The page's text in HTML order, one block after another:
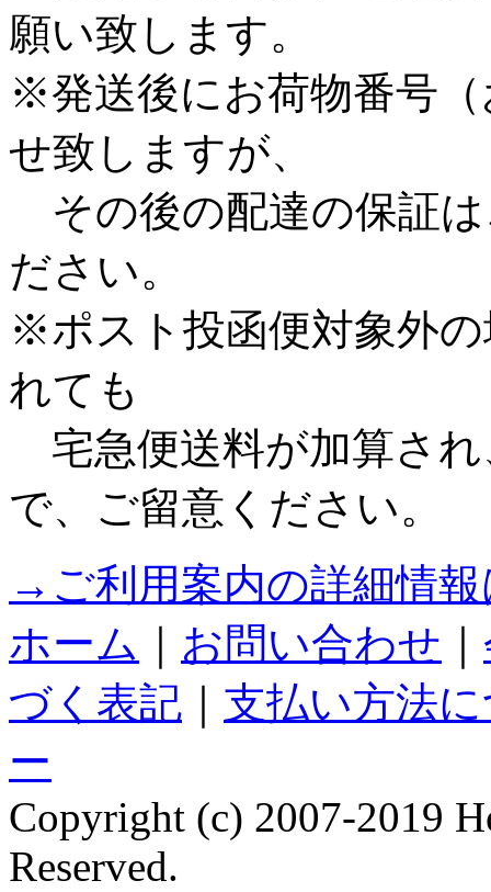
願い致します。
※発送後にお荷物番号
せ致しますが、
その後の配達の保証
ださい。
※ポスト投函便対象外
れても
宅急便送料が加算さ
で、ご留意ください。
→ご利用案内の詳細情
ホーム
お問い合わせ
づく表記
支払い方法
ー
Copyright (c) 2007-2019
Reserved.